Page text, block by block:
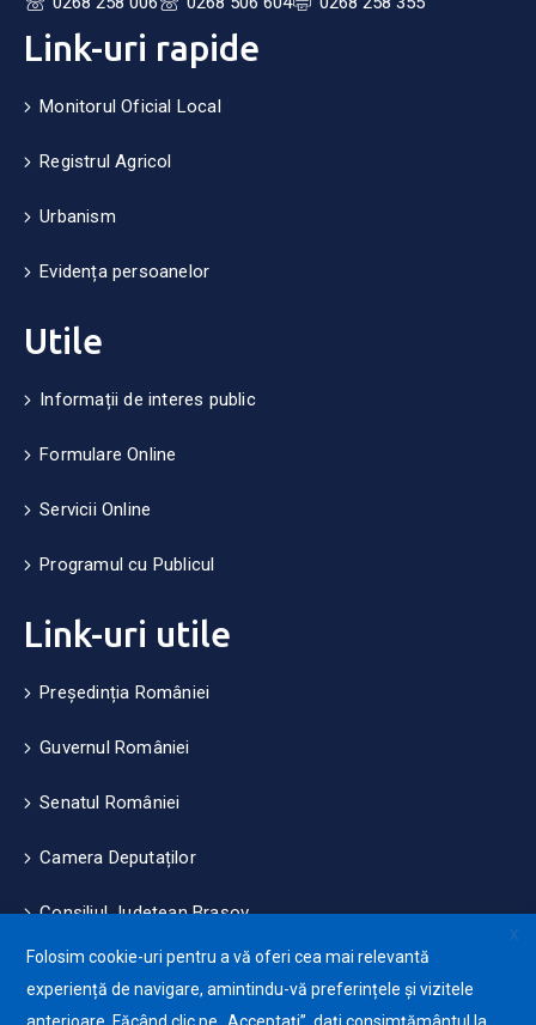
Link-uri rapide
Monitorul Oficial Local
Registrul Agricol
Urbanism
Evidența persoanelor
Utile
Informații de interes public
Formulare Online
Servicii Online
Programul cu Publicul
Link-uri utile
Președinția României
Guvernul României
Senatul României
Camera Deputaților
Consiliul Județean Brașov
Măsuri de mediu și climă
X
Folosim cookie-uri pentru a vă oferi cea mai relevantă
experiență de navigare, amintindu-vă preferințele și vizitele